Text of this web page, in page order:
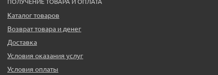
Каталог товаров
Возврат товара и денег
Доставка
Условия оказания услуг
Условия оплаты